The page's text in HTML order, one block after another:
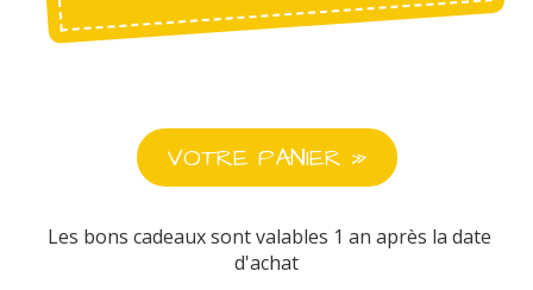
Les bons cadeaux sont valables 1 an après la date
d'achat